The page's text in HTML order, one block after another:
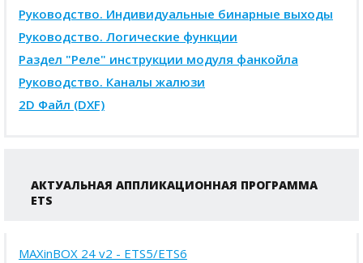
Руководство. Индивидуальные бинарные выходы
Руководство. Логические функции
Раздел "Реле" инструкции модуля фанкойла
Руководство. Каналы жалюзи
2D Файл (DXF)
АКТУАЛЬНАЯ АППЛИКАЦИОННАЯ ПРОГРАММА
ETS
MAXinBOX 24 v2 - ETS5/ETS6